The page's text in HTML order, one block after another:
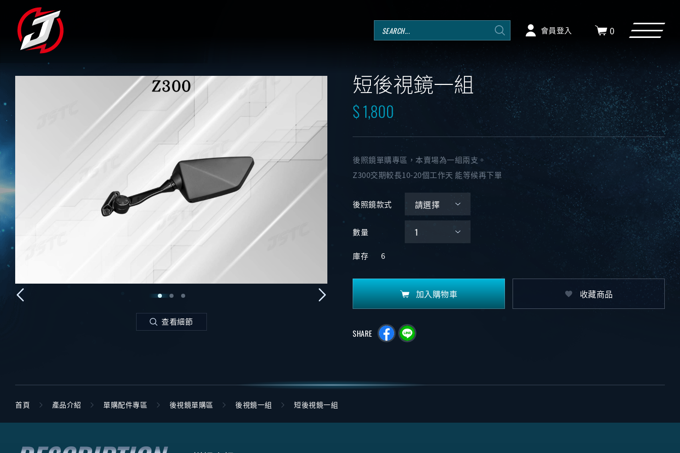
會員登入 0
查看細節
短後視鏡一組
$ 1,800
後照鏡單購專區，本賣場為一組兩支。
Z300交期較長10-20個工作天 能等候再下單
後照鏡款式
數量
庫存 6
加入購物車 收藏商品
SHARE
首頁 產品介紹 單購配件專區 後視鏡單購區 後視鏡一組 短後視鏡一組